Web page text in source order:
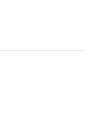
しているので、各種福利
。